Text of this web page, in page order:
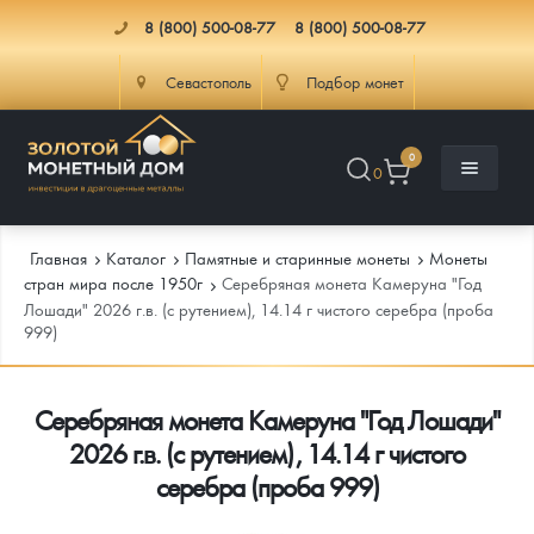
8 (800) 500-08-77 8 (800) 500-08-77
Севастополь Подбор монет
0
0
Каталог
Инвестиционные монеты
Монеты Россия и СССР
Памятные и старинные монеты
Как сделать заказ
Подлинность монет
Доставка
Главная Каталог Памятные и старинные монеты
Монеты
стран мира после 1950г
Серебряная монета Камеруна "Год
Лошади" 2026 г.в. (с рутением), 14.14 г чистого серебра (проба
999)
Серебряная монета Камеруна "Год Лошади"
2026 г.в. (с рутением), 14.14 г чистого
серебра (проба 999)